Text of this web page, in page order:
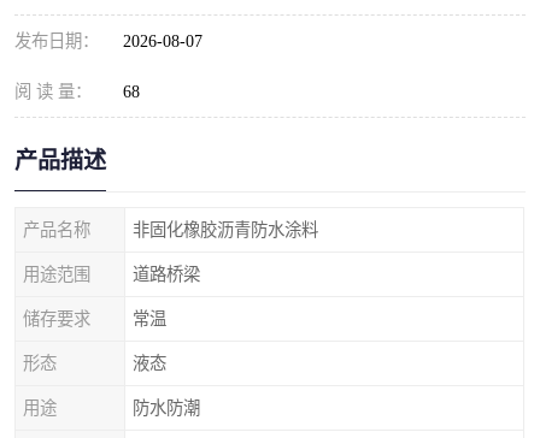
发布日期： 2026-08-07
阅 读 量： 68
产品描述
产品名称 非固化橡胶沥青防水涂料
用途范围 道路桥梁
储存要求 常温
形态 液态
用途 防水防潮